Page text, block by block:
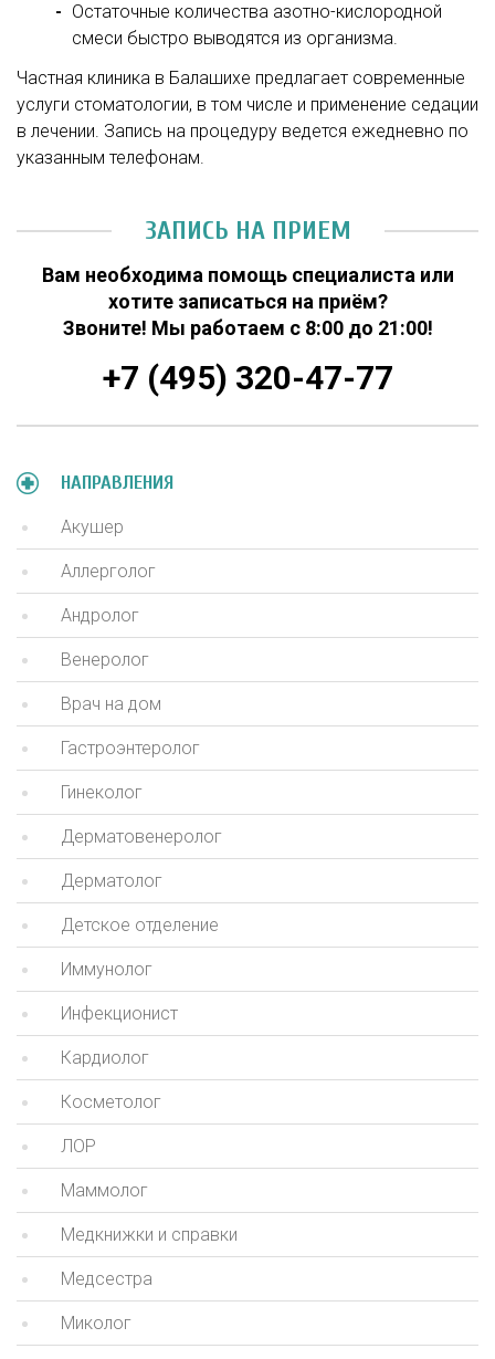
Остаточные количества азотно-кислородной
смеси быстро выводятся из организма.
Частная клиника в Балашихе предлагает современные
услуги стоматологии, в том числе и применение седации
в лечении. Запись на процедуру ведется ежедневно по
указанным телефонам.
ЗАПИСЬ НА ПРИЕМ
Вам необходима помощь специалиста или
хотите записаться на приём?
Звоните! Мы работаем с 8:00 до 21:00!
+7 (495) 320-47-77
НАПРАВЛЕНИЯ
Акушер
Аллерголог
Андролог
Венеролог
Врач на дом
Гастроэнтеролог
Гинеколог
Дерматовенеролог
Дерматолог
Детское отделение
Иммунолог
Инфекционист
Кардиолог
Косметолог
ЛОР
Маммолог
Медкнижки и справки
Медсестра
Миколог